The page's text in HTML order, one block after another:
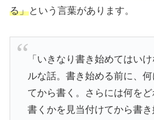
る」という言葉があります。
「いきなり書き始めてはい
ルな話。書き始める前に、
てから書く。さらには何を
書くかを見当付けてから書